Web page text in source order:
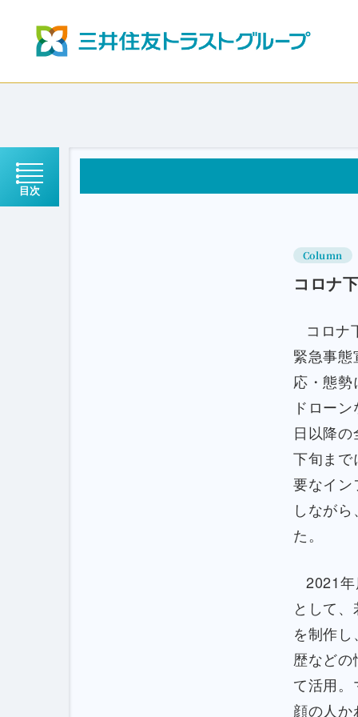
目次
Column
コロナ
コロナ
緊急事
応・態
ドロー
日以降
下旬まで
要なイ
しなが
た。
2021
として
を制作
歴など
て活用
顔の人